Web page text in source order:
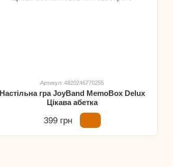
Артикул: 4820246770255
Настільна гра JoyBand MemoBox Delux
Цікава абетка
399 грн